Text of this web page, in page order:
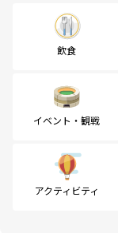
飲食
イベント・観戦
アクティビティ